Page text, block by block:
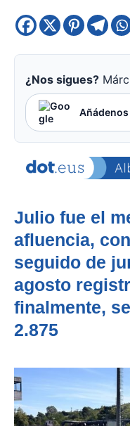
¿Nos sigues?
Julio fue el
afluencia,
seguido de
agosto
finalmente,
2.875